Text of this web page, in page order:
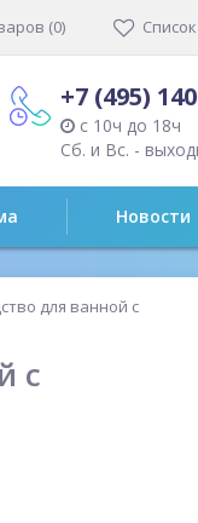
(0)
+7 (495)
с 10ч до 18ч
Сб. и Вс. -
Новости
для ванной с
с